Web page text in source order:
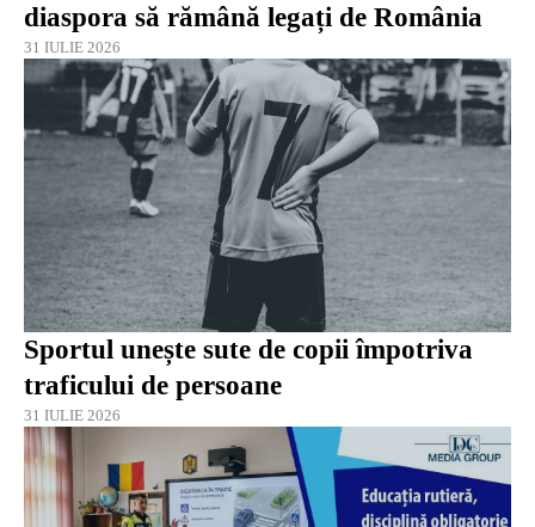
diaspora să rămână legați de România
31 IULIE 2026
Sportul unește sute de copii împotriva
traficului de persoane
31 IULIE 2026